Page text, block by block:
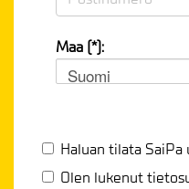
Maa (*):
Suomi
Haluan tilata
Olen lukenut